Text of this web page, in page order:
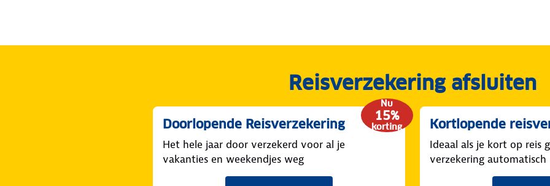
Reisverzekering afsluiten
Nu
15%
korting
Doorlopende Reisverzekering
Het hele jaar door verzekerd voor al je
vakanties en weekendjes weg
Kortlopende
Ideaal als je kort op reis
verzekering